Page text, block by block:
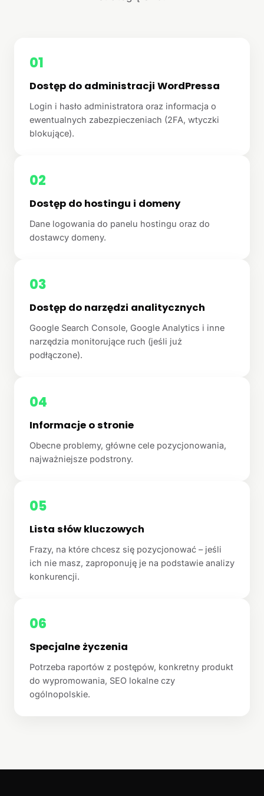
01
Dostęp do administracji WordPressa
Login i hasło administratora oraz informacja o
ewentualnych zabezpieczeniach (2FA, wtyczki
blokujące).
02
Dostęp do hostingu i domeny
Dane logowania do panelu hostingu oraz do
dostawcy domeny.
03
Dostęp do narzędzi analitycznych
Google Search Console, Google Analytics i inne
narzędzia monitorujące ruch (jeśli już
podłączone).
04
Informacje o stronie
Obecne problemy, główne cele pozycjonowania,
najważniejsze podstrony.
05
Lista słów kluczowych
Frazy, na które chcesz się pozycjonować – jeśli
ich nie masz, zaproponuję je na podstawie analizy
konkurencji.
06
Specjalne życzenia
Potrzeba raportów z postępów, konkretny produkt
do wypromowania, SEO lokalne czy
ogólnopolskie.